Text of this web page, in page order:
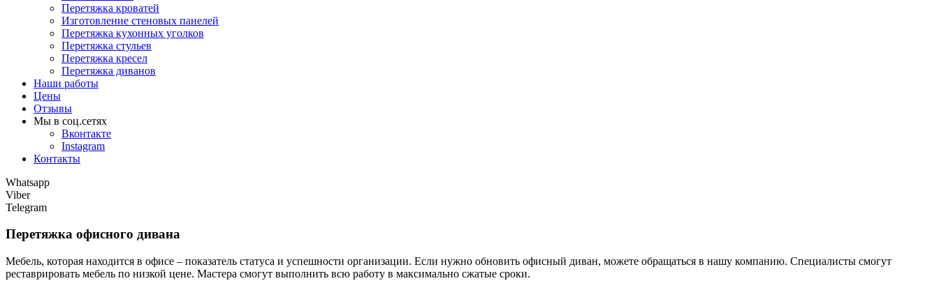
Перетяжка кроватей
Изготовление стеновых панелей
Перетяжка кухонных уголков
Перетяжка стульев
Перетяжка кресел
Перетяжка диванов
Наши работы
Цены
Отзывы
Мы в соц.сетях
Вконтакте
Instagram
Контакты
Whatsapp
Viber
Telegram
Перетяжка офисного дивана
Мебель, которая находится в офисе – показатель статуса и успешности организации. Если нужно обновить офисный диван, можете обращаться в нашу компанию. Специалисты смогут
реставрировать мебель по низкой цене. Мастера смогут выполнить всю работу в максимально сжатые сроки.